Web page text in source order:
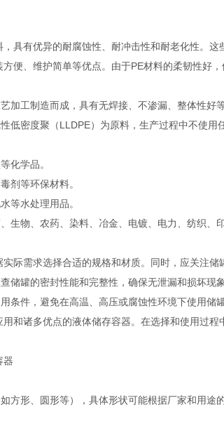
具有优异的耐腐蚀性、耐冲击性和耐老化性。这
便、维护简单等优点。由于PE材料的柔韧性好
加工制造而成，具有无焊接、不渗漏、整体性好等
低密度聚（LLDPE）为原料，生产过程中不使用
化学品。
剂等环保材料。
等水处理用品。
生物、农药、染料、冶金、电镀、电力、纺织、
际需求选择合适的规格和材质。同时，应关注储
储罐的密封性能和完整性，确保无泄漏和损坏现
条件，避免在高温、高压或腐蚀性环境下使用储罐
和诸多优点的液体储存容器。在选择和使用过
器
方形、圆形等），具体形状可能根据厂家和用